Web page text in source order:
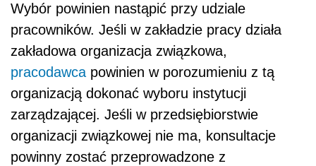
Wybór powinien nastąpić przy udziale
pracowników. Jeśli w zakładzie pracy działa
zakładowa organizacja związkowa,
pracodawca powinien w porozumieniu z tą
organizacją dokonać wyboru instytucji
zarządzającej. Jeśli w przedsiębiorstwie
organizacji związkowej nie ma, konsultacje
powinny zostać przeprowadzone z